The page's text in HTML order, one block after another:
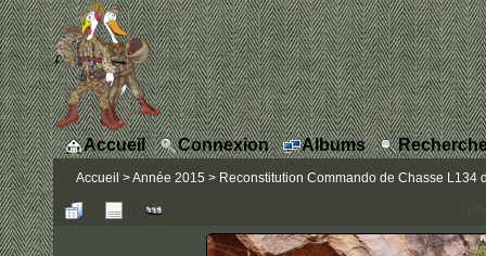
Accueil Connexion Albums
Accueil >Année 2015 > Reconstitution Commando de Chasse L134